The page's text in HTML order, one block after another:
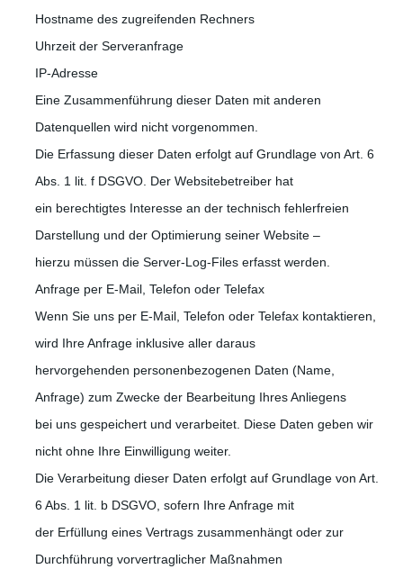
Hostname des zugreifenden Rechners
Uhrzeit der Serveranfrage
IP-Adresse
Eine Zusammenführung dieser Daten mit anderen
Datenquellen wird nicht vorgenommen.
Die Erfassung dieser Daten erfolgt auf Grundlage von Art. 6
Abs. 1 lit. f DSGVO. Der Websitebetreiber hat
ein berechtigtes Interesse an der technisch fehlerfreien
Darstellung und der Optimierung seiner Website –
hierzu müssen die Server-Log-Files erfasst werden.
Anfrage per E-Mail, Telefon oder Telefax
Wenn Sie uns per E-Mail, Telefon oder Telefax kontaktieren,
wird Ihre Anfrage inklusive aller daraus
hervorgehenden personenbezogenen Daten (Name,
Anfrage) zum Zwecke der Bearbeitung Ihres Anliegens
bei uns gespeichert und verarbeitet. Diese Daten geben wir
nicht ohne Ihre Einwilligung weiter.
Die Verarbeitung dieser Daten erfolgt auf Grundlage von Art.
6 Abs. 1 lit. b DSGVO, sofern Ihre Anfrage mit
der Erfüllung eines Vertrags zusammenhängt oder zur
Durchführung vorvertraglicher Maßnahmen